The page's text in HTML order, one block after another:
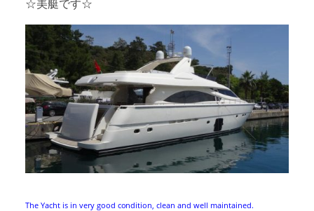
☆美艇です☆
The Yacht is in very good condition, clean and well maintained.